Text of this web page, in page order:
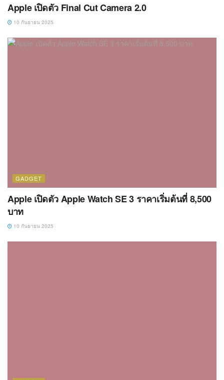
Apple เปิดตัว Final Cut Camera 2.0
10 กันยายน 2025
GADGET
Apple เปิดตัว Apple Watch SE 3 ราคาเริ่มต้นที่ 8,500
บาท
10 กันยายน 2025